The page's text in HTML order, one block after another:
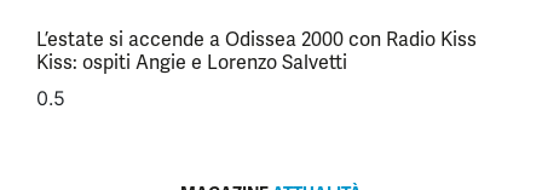
L’estate si accende a Odissea 2000 con Radio Kiss
Kiss: ospiti Angie e Lorenzo Salvetti